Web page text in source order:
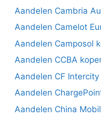
Aandelen Cambria
Aandelen Camelot
Aandelen Camposol
Aandelen CCBA
Aandelen CF Intercity
Aandelen
Aandelen China